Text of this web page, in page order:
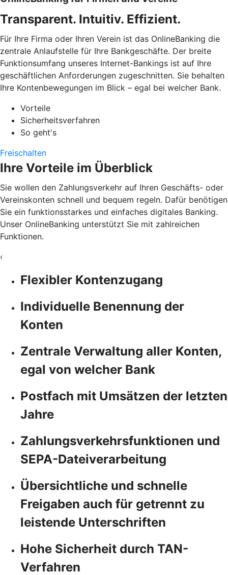
Transparent. Intuitiv. Effizient.
Für Ihre Firma oder Ihren Verein ist das OnlineBanking die
zentrale Anlaufstelle für Ihre Bankgeschäfte. Der breite
Funktionsumfang unseres Internet-Bankings ist auf Ihre
geschäftlichen Anforderungen zugeschnitten. Sie behalten
Ihre Kontenbewegungen im Blick – egal bei welcher Bank.
Vorteile
Sicherheitsverfahren
So geht's
Freischalten
Ihre Vorteile im Überblick
Sie wollen den Zahlungsverkehr auf Ihren Geschäfts- oder
Vereinskonten schnell und bequem regeln. Dafür benötigen
Sie ein funktionsstarkes und einfaches digitales Banking.
Unser OnlineBanking unterstützt Sie mit zahlreichen
Funktionen.
‹
Flexibler Kontenzugang
Individuelle Benennung der
Konten
Zentrale Verwaltung aller Konten,
egal von welcher Bank
Postfach mit Umsätzen der letzten
Jahre
Zahlungsverkehrsfunktionen und
SEPA-Dateiverarbeitung
Übersichtliche und schnelle
Freigaben auch für getrennt zu
leistende Unterschriften
Hohe Sicherheit durch TAN-
Verfahren